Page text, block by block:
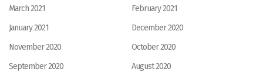
March 2021
February 2021
January 2021
December 2020
November 2020
October 2020
September 2020
August 2020